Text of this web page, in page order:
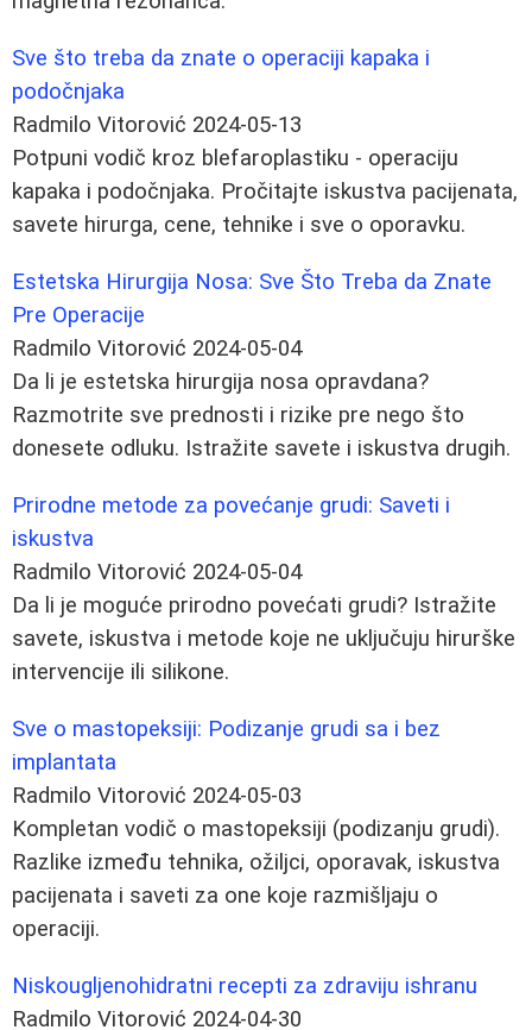
Sve što treba da znate o operaciji kapaka i
podočnjaka
Radmilo Vitorović 2024-05-13
Potpuni vodič kroz blefaroplastiku - operaciju
kapaka i podočnjaka. Pročitajte iskustva pacijenata,
savete hirurga, cene, tehnike i sve o oporavku.
Estetska Hirurgija Nosa: Sve Što Treba da Znate
Pre Operacije
Radmilo Vitorović 2024-05-04
Da li je estetska hirurgija nosa opravdana?
Razmotrite sve prednosti i rizike pre nego što
donesete odluku. Istražite savete i iskustva drugih.
Prirodne metode za povećanje grudi: Saveti i
iskustva
Radmilo Vitorović 2024-05-04
Da li je moguće prirodno povećati grudi? Istražite
savete, iskustva i metode koje ne uključuju hirurške
intervencije ili silikone.
Sve o mastopeksiji: Podizanje grudi sa i bez
implantata
Radmilo Vitorović 2024-05-03
Kompletan vodič o mastopeksiji (podizanju grudi).
Razlike između tehnika, ožiljci, oporavak, iskustva
pacijenata i saveti za one koje razmišljaju o
operaciji.
Niskougljenohidratni recepti za zdraviju ishranu
Radmilo Vitorović 2024-04-30